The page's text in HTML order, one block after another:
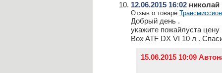
12.06.2015 16:02 николай
Отзыв о товаре
Добрый день .
укажите пожайлуста
Box ATF DX VI 10 л .
15.06.2015 10:09